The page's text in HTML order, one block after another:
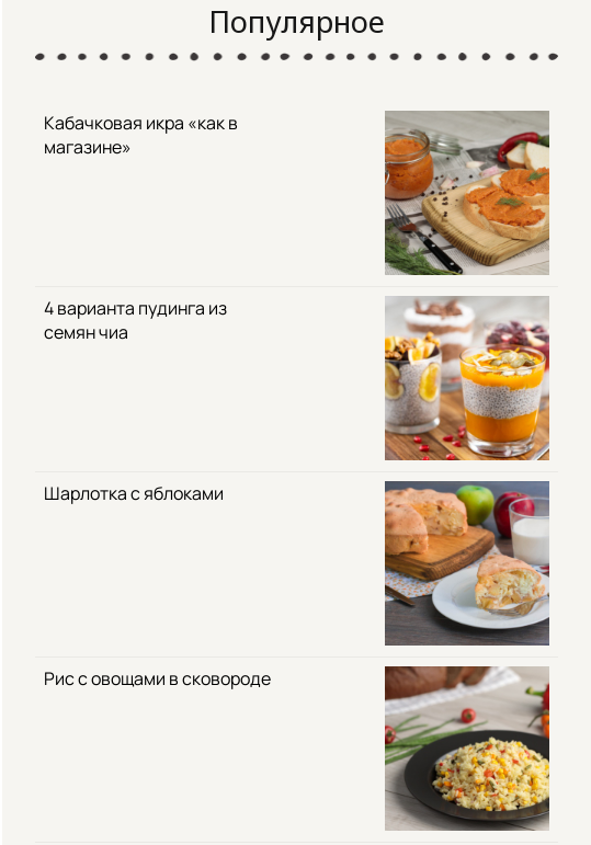
Популярное
Кабачковая икра «как в
магазине»
4 варианта пудинга из
семян чиа
Шарлотка с яблоками
Рис с овощами в сковороде